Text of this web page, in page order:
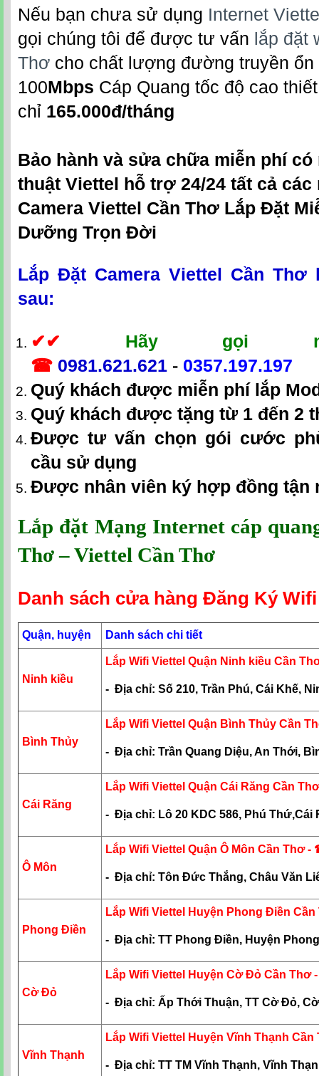
Nếu bạn chưa sử dụng Internet
gọi chúng tôi để được tư vấn lắp đặt
Thơ cho chất lượng đường truyền ổn
100Mbps Cáp Quang tốc độ cao
chỉ 165.000đ/tháng
Bảo hành và sửa chữa miễn phí có
thuật Viettel hỗ trợ 24/24 tất cả các
Camera Viettel Cần Thơ Lắp Đặt
Dưỡng Trọn Đời
Lắp Đặt Camera Viettel Cần Thơ
sau:
✔✔ Hãy gọi
☎ 0981.621.621 - 0357.197.197
Quý khách được miễn phí lắp
Quý khách được tặng từ 1 đến 2
Được tư vấn chọn gói cước
cầu sử dụng
Được nhân viên ký hợp đồng tận
Lắp đặt Mạng Internet cáp
Thơ – Viettel Cần Thơ
Danh sách cửa hàng Đăng Ký
Quận, huyện Danh sách chi tiết
Ninh kiều
Lắp Wifi Viettel Quận Ninh kiều Cần
- Địa chỉ: Số 210, Trần Phú, Cái Khế,
Bình Thủy
Lắp Wifi Viettel Quận Bình Thủy Cần
- Địa chỉ: Trần Quang Diệu, An Thới,
Cái Răng
Lắp Wifi Viettel Quận Cái Răng Cần Thơ
- Địa chỉ: Lô 20 KDC 586, Phú Thứ,Cái
Ô Môn
Lắp Wifi Viettel Quận Ô Môn Cần Thơ-
- Địa chỉ: Tôn Đức Thắng, Châu Văn
Phong Điền
Lắp Wifi Viettel Huyện Phong Điền Cần
- Địa chỉ: TT Phong Điền, Huyện
Cờ Đỏ
Lắp Wifi Viettel Huyện Cờ Đỏ Cần Thơ
- Địa chỉ: Ấp Thới Thuận, TT Cờ Đỏ,
Vĩnh Thạnh
Lắp Wifi Viettel Huyện Vĩnh Thạnh Cần
- Địa chỉ: TT TM Vĩnh Thạnh, Vĩnh